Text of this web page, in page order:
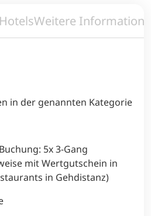
HotelsWeitere
in der genannten Kategorie
5x 3-Gang
mit Wertgutschein in
in Gehdistanz)